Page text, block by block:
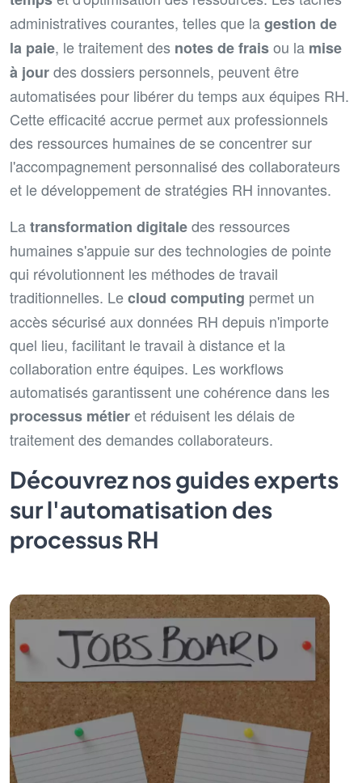
administratives courantes, telles que lagestion de
la paie, le traitement des notes de fraisou la mise
à jourdes dossiers personnels, peuvent être
automatisées pour libérer du temps aux équipes RH.
Cette efficacité accrue permet aux professionnels
des ressources humaines de se concentrer sur
l'accompagnement personnalisé des collaborateurs
et le développement de stratégies RH innovantes.
Latransformation digitaledes ressources
humaines s'appuie sur des technologies de pointe
qui révolutionnent les méthodes de travail
traditionnelles. Lecloud computing permet un
accès sécurisé aux données RH depuis n'importe
quel lieu, facilitant le travail à distance et la
collaboration entre équipes. Les workflows
automatisés garantissent une cohérence dans les
processus métieret réduisent les délais de
traitement des demandes collaborateurs.
Découvrez nos guides experts
sur l'automatisation des
processus RH